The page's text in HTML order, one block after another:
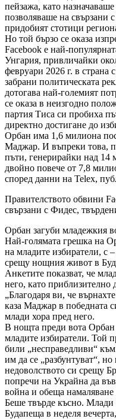
пейзажа, като
позволяваше на свързани
придобият стотици
Но той бързо се оказа
Facebook е най-
Унгария, привличайки
февруари 2026 г. в
забрани политическата
дотогава най-големият
се оказа в неизгодно
партия Тиса си пробиха
директно достигане до
Орбан има 1,6 милиона
Маджар. И въпреки това,
пъти, генерирайки над 14
двойно повече от 7,8
според данни на Telex,
Правителството обвини
свързани с Фидес,
Орбан загуби младежкия
Най-голямата грешка на
на младите избиратели, с
срещу нощния живот в
Анкетите показват, че
него, като приблизително
„Благодаря ви, че
каза Маджар в победната
млади хора пред него.
В нощта преди вота
младите избиратели. Той
били „несправедливи“
им да се „разбунтуват“,
недоволството си срещу
попречи на Украйна да
война и обеща намаляване
Беше твърде късно. Млади
Будапеща в неделя